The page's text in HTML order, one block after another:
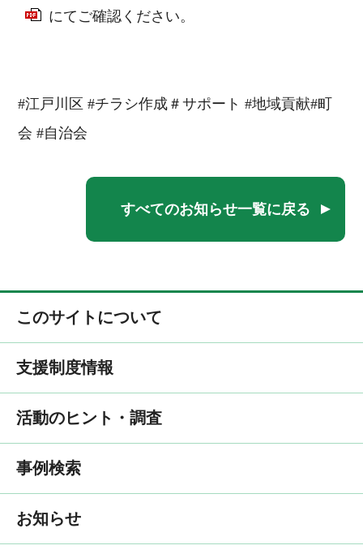
にてご確認ください。
#江戸川区 #チラシ作成＃サポート #地域貢献#町
会 #自治会
すべてのお知らせ一覧に戻る
このサイトについて
支援制度情報
活動のヒント・調査
事例検索
お知らせ